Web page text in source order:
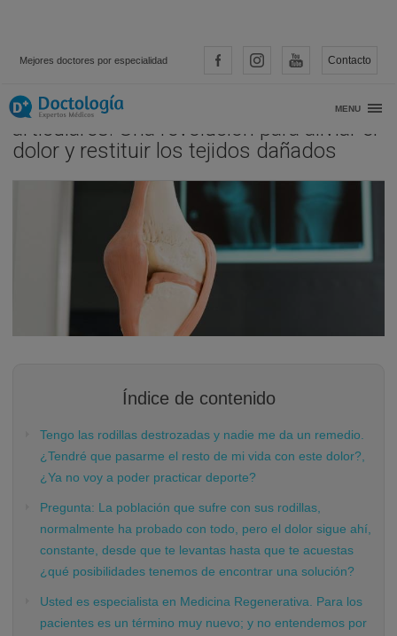
Mejores doctores por especialidad Contacto
MENU
Medicina regenerativa en lesiones
articulares. Una revolución para aliviar el
dolor y restituir los tejidos dañados
Índice de contenido
Tengo las rodillas destrozadas y nadie me da un remedio.
¿Tendré que pasarme el resto de mi vida con este dolor?,
¿Ya no voy a poder practicar deporte?
Pregunta: La población que sufre con sus rodillas,
normalmente ha probado con todo, pero el dolor sigue ahí,
constante, desde que te levantas hasta que te acuestas
¿qué posibilidades tenemos de encontrar una solución?
Usted es especialista en Medicina Regenerativa. Para los
pacientes es un término muy nuevo; y no entendemos por